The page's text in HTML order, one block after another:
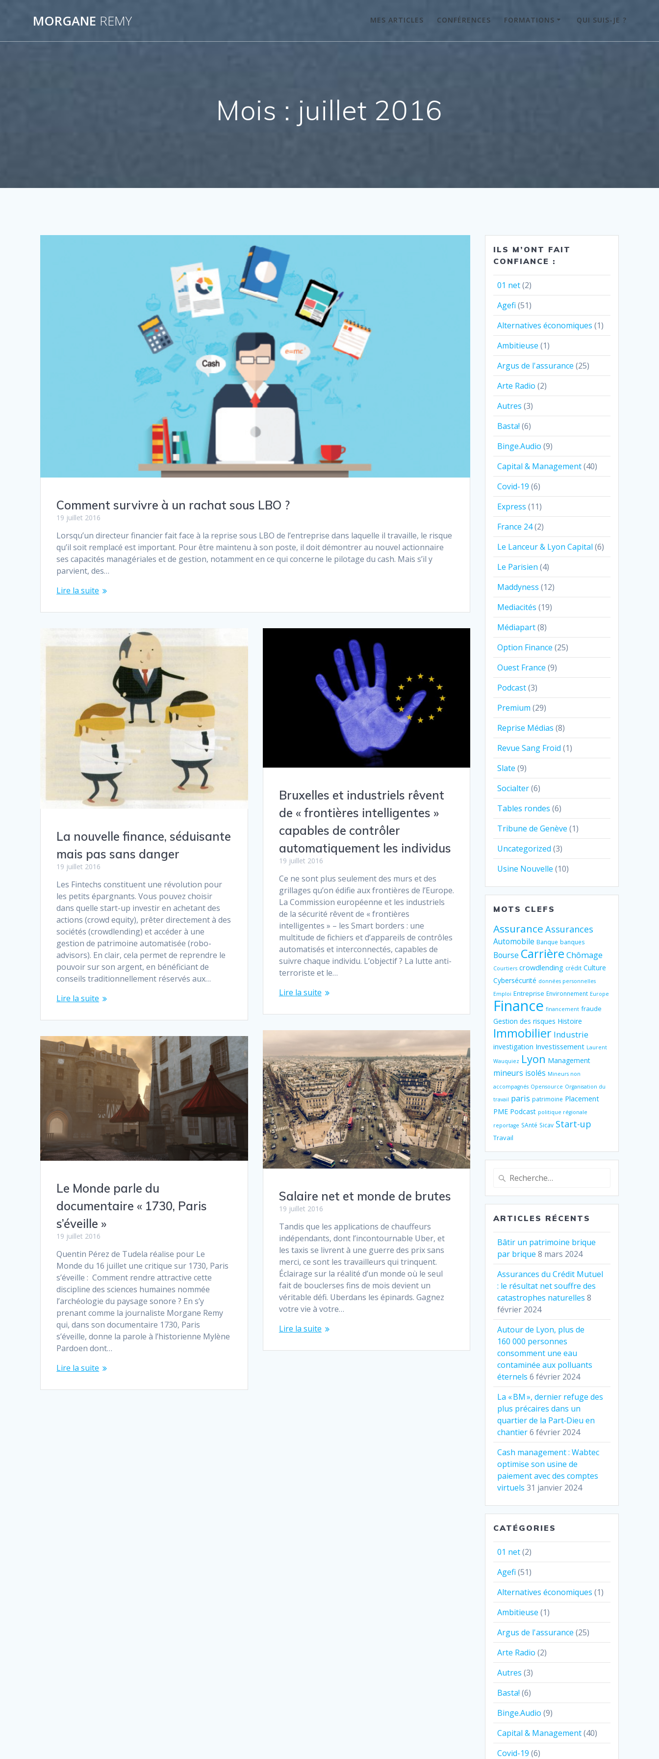
MORGANE REMY MES ARTICLES CONFÉRENCES FORMATIONS QUI SUIS-JE ?
Mois : juillet 2016
Comment survivre à un rachat sous LBO ?
19 juillet 2016
Lorsqu’un directeur financier fait face à la reprise sous LBO de l’entreprise dans laquelle il travaille, le risque
qu’il soit remplacé est important. Pour être maintenu à son poste, il doit démontrer au nouvel actionnaire
ses capacités managériales et de gestion, notamment en ce qui concerne le pilotage du cash. Mais s’il y
parvient, des…
Lire la suite
La nouvelle finance, séduisante
mais pas sans danger
19 juillet 2016
Les Fintechs constituent une révolution pour
les petits épargnants. Vous pouvez choisir
dans quelle start-up investir en achetant des
actions (crowd equity), prêter directement à des
sociétés (crowdlending) et accéder à une
gestion de patrimoine automatisée (robo-
advisors). En clair, cela permet de reprendre le
pouvoir sur son argent, en bénéficiant de
conseils traditionnellement réservés aux…
Lire la suite
Bruxelles et industriels rêvent
de « frontières intelligentes »
capables de contrôler
automatiquement les individus
19 juillet 2016
Ce ne sont plus seulement des murs et des
grillages qu’on édifie aux frontières de l’Europe.
La Commission européenne et les industriels
de la sécurité rêvent de « frontières
intelligentes » – les Smart borders : une
multitude de fichiers et d’appareils de contrôles
automatisés et interconnectés, capables de
suivre chaque individu. L’objectif ? La lutte anti-
terroriste et le…
Lire la suite
Salaire net et monde de brutes
19 juillet 2016
Tandis que les applications de chauffeurs
indépendants, dont l’incontournable Uber, et
les taxis se livrent à une guerre des prix sans
merci, ce sont les travailleurs qui trinquent.
Éclairage sur la réalité d’un monde où le seul
fait de bouclerses fins de mois devient un
véritable défi. Uberdans les épinards. Gagnez
votre vie à votre…
Lire la suite
Le Monde parle du
documentaire « 1730, Paris
s’éveille »
19 juillet 2016
Quentin Pérez de Tudela réalise pour Le
Monde du 16 juillet une critique sur 1730, Paris
s’éveille : Comment rendre attractive cette
discipline des sciences humaines nommée
l’archéologie du paysage sonore ? En s’y
prenant comme la journaliste Morgane Remy
qui, dans son documentaire 1730, Paris
s’éveille, donne la parole à l’historienne Mylène
Pardoen dont…
Lire la suite
ILS M’ONT FAIT
CONFIANCE :
01 net(2)
Agefi (51)
Alternatives économiques (1)
Ambitieuse (1)
Argus de l'assurance (25)
Arte Radio (2)
Autres (3)
Basta! (6)
Binge.Audio (9)
Capital & Management(40)
Covid-19 (6)
Express (11)
France 24(2)
Le Lanceur & Lyon Capital (6)
Le Parisien (4)
Maddyness (12)
Mediacités (19)
Médiapart(8)
Option Finance (25)
Ouest France (9)
Podcast(3)
Premium (29)
Reprise Médias (8)
Revue Sang Froid (1)
Slate (9)
Socialter(6)
Tables rondes (6)
Tribune de Genève (1)
Uncategorized (3)
Usine Nouvelle (10)
MOTS CLEFS
Assurance Assurances
Automobile Banque banques
Bourse Carrière Chômage
Courtiers crowdlending crédit Culture
Cybersécurité données personnelles
Emploi Entreprise Environnement Europe
Finance financement fraude
Gestion des risques Histoire
Immobilier Industrie
investigation Investissement Laurent
Wauquiez Lyon Management
mineurs isolés Mineurs non
accompagnés Opensource Organisation du
travail paris patrimoine Placement
PME Podcast politique régionale
reportage SAnté Sicav Start-up
Travail
Recherche
:
ARTICLES RÉCENTS
Bâtir un patrimoine brique
par brique 8 mars 2024
Assurances du Crédit Mutuel
: le résultat net souffre des
catastrophes naturelles 8
février 2024
Autour de Lyon, plus de
160 000 personnes
consomment une eau
contaminée aux polluants
éternels 6 février 2024
La « BM », dernier refuge des
plus précaires dans un
quartier de la Part‐Dieu en
chantier6 février 2024
Cash management : Wabtec
optimise son usine de
paiement avec des comptes
virtuels 31 janvier 2024
CATÉGORIES
01 net(2)
Agefi (51)
Alternatives économiques (1)
Ambitieuse (1)
Argus de l'assurance (25)
Arte Radio (2)
Autres (3)
Basta! (6)
Binge.Audio (9)
Capital & Management(40)
Covid-19 (6)